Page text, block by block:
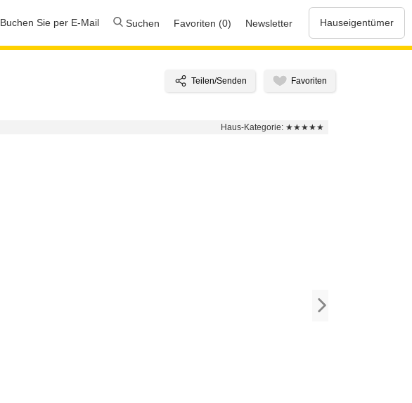
Buchen Sie per E-Mail Suchen Favoriten (0) Newsletter Hauseigentümer
Haus-Kategorie: ★★★★★